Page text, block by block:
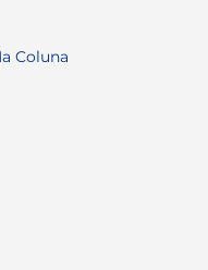
Coluna